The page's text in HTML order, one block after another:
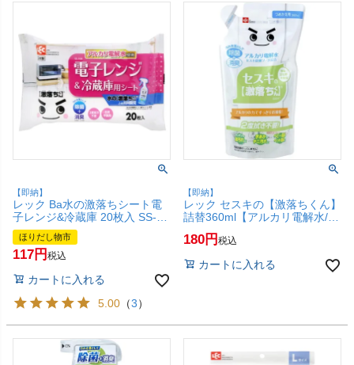
【即納】
レック Ba水の激落ちシート電
子レンジ&冷蔵庫 20枚入 SS-
168【アルカリ電解水/LEC】
【SBT】 (6043455)
ほりだし物市
117 税込
カートに入れる
5.00 （3）
【即納】
レック セスキの【激落ちくん】
詰替360ml【アルカリ電解水/消
臭/激落ちくん/LEC】【SBT】
(6043316)
180 税込
カートに入れる